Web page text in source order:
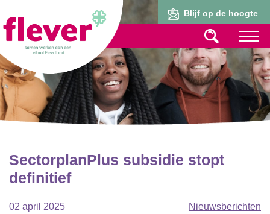
Blijf op de hoogte
SectorplanPlus subsidie stopt
definitief
02 april 2025 Nieuwsberichten